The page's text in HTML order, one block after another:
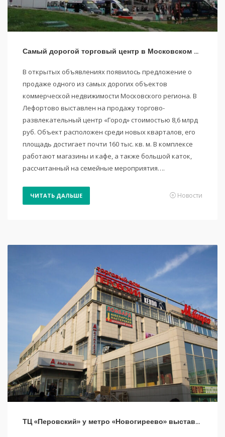
Самый дорогой торговый центр в Московском регионе
В открытых объявлениях появилось предложение о
продаже одного из самых дорогих объектов
коммерческой недвижимости Московского региона. В
Лефортово выставлен на продажу торгово-
развлекательный центр «Город» стоимостью 8,6 млрд
руб. Объект расположен среди новых кварталов, его
площадь достигает почти 160 тыс. кв. м. В комплексе
работают магазины и кафе, а также большой каток,
рассчитанный на семейные мероприятия….
ЧИТАТЬ ДАЛЬШЕ Новости
ТЦ «Перовский» у метро «Новогиреево» выставили на продажу